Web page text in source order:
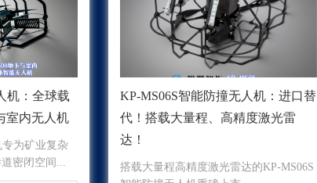
机：全球载
室内无人机
为矿业复杂
密闭空间...
KP-MS06S智能防撞无人机：进口替
代！搭载大量程、高精度激光雷
达！
搭载大量程高精度激光雷达的KP-MS06S